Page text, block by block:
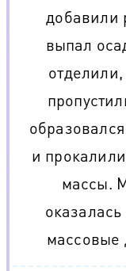
добавили
выпал
и
массы.
массовые